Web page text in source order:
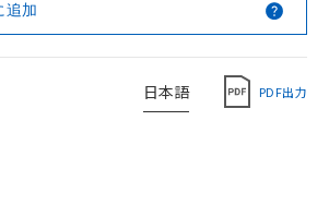
追加
日本語 PDF出力